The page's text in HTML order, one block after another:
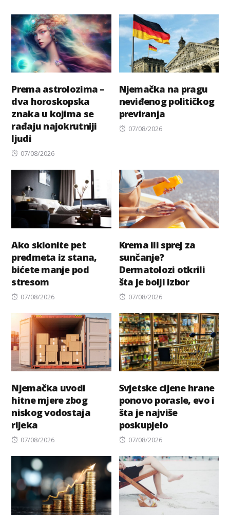
Prema astrolozima –
dva horoskopska
znaka u kojima se
rađaju najokrutniji
ljudi
Posted
07/08/2026
Njemačka na pragu
neviđenog političkog
previranja
Posted
07/08/2026
Ako sklonite pet
predmeta iz stana,
bićete manje pod
stresom
Posted
07/08/2026
Krema ili sprej za
sunčanje?
Dermatolozi otkrili
šta je bolji izbor
Posted
07/08/2026
Njemačka uvodi
hitne mjere zbog
niskog vodostaja
rijeka
Posted
07/08/2026
Svjetske cijene hrane
ponovo porasle, evo i
šta je najviše
poskupjelo
Posted
07/08/2026